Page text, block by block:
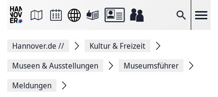
Suche
Seite
Facebook
teilen
Seitenlink
Hannover.de //
Kultur & Freizeit
Museen & Ausstellungen
Museumsführer
Meldungen